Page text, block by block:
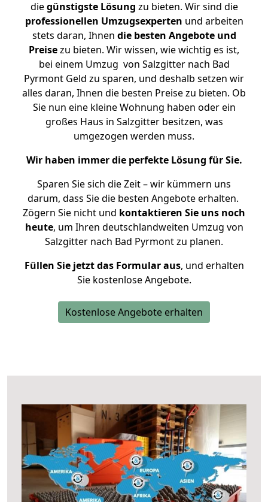
diegünstigste Lösung zu bieten. Wir sind die
professionellen Umzugsexperten und arbeiten
stets daran, Ihnen die besten Angebote und
Preisezu bieten. Wir wissen, wie wichtig es ist,
bei einem Umzug von Salzgitter nach Bad
Pyrmont Geld zu sparen, und deshalb setzen wir
alles daran, Ihnen die besten Preise zu bieten. Ob
Sie nun eine kleine Wohnung haben oder ein
großes Haus in Salzgitter besitzen, was
umgezogen werden muss.
Wir haben immer die perfekte Lösung für Sie.
Sparen Sie sich die Zeit – wir kümmern uns
darum, dass Sie die besten Angebote erhalten.
Zögern Sie nicht und kontaktieren Sie uns noch
heute, um Ihren deutschlandweiten Umzug von
Salzgitter nach Bad Pyrmont zu planen.
Füllen Sie jetzt das Formular aus, und erhalten
Sie kostenlose Angebote.
Kostenlose Angebote erhalten